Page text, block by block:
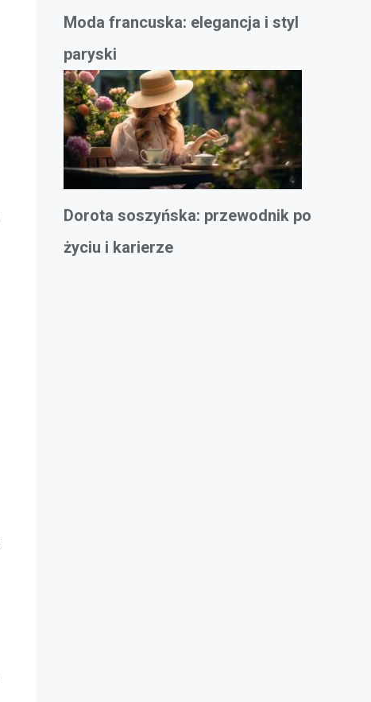
Moda francuska: elegancja i styl
paryski
Dorota soszyńska: przewodnik po
życiu i karierze